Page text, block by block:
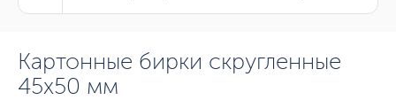
Картонные бирки скругленные
45х50 мм